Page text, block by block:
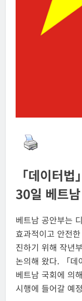
「데이터
30일 베트
베트남 공안부는
효과적이고 안전
진하기 위해 작년
논의해 왔다. 「데
베트남 국회에 의
시행에 들어갈 예